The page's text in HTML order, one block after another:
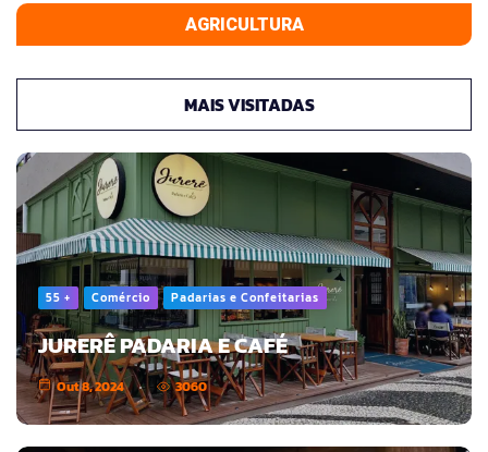
AGRICULTURA
MAIS VISITADAS
55 + Comércio Padarias e Confeitarias
JURERÊ PADARIA E CAFÉ
Out 8, 2024 3060